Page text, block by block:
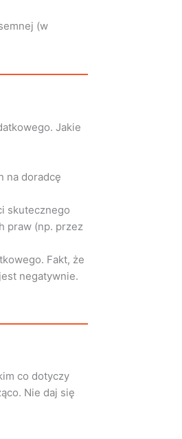
(w
Jakie
na doradcę
skutecznego
praw (np. przez
Fakt, że
negatywnie.
co dotyczy
Nie daj się